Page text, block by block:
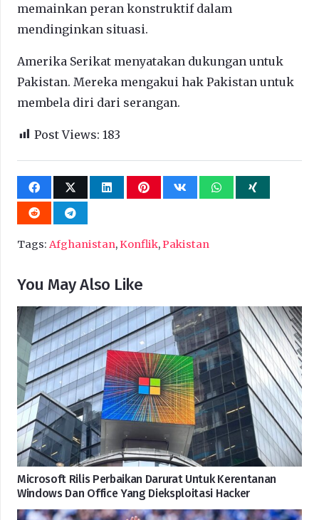
memainkan peran konstruktif dalam
mendinginkan situasi.
Amerika Serikat menyatakan dukungan untuk
Pakistan. Mereka mengakui hak Pakistan untuk
membela diri dari serangan.
Post Views: 183
Tags: Afghanistan,Konflik,Pakistan
You May Also Like
Microsoft Rilis Perbaikan Darurat Untuk Kerentanan
Windows Dan Office Yang Dieksploitasi Hacker